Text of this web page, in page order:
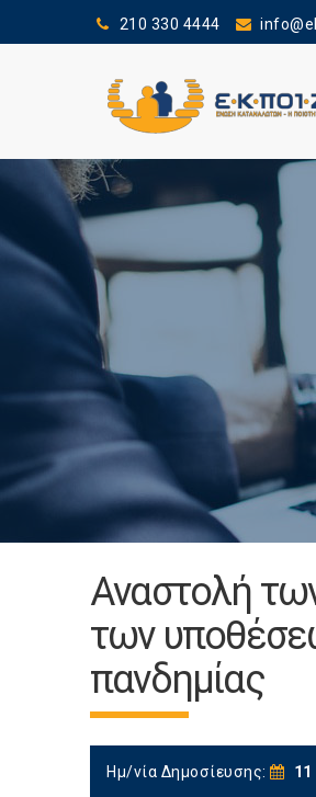
210 330 4444
Aναστολή
των
πανδημίας
Ημ/νία Δημοσίευσης: